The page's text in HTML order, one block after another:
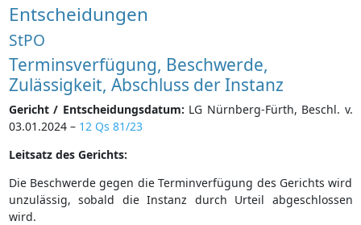
Entscheidungen
StPO
Terminsverfügung, Beschwerde,
Zulässigkeit, Abschluss der Instanz
Gericht / Entscheidungsdatum: LG Nürnberg-Fürth, Beschl. v.
03.01.2024 – 12 Qs 81/23
Leitsatz des Gerichts:
Die Beschwerde gegen die Terminverfügung des Gerichts wird
unzulässig, sobald die Instanz durch Urteil abgeschlossen
wird.